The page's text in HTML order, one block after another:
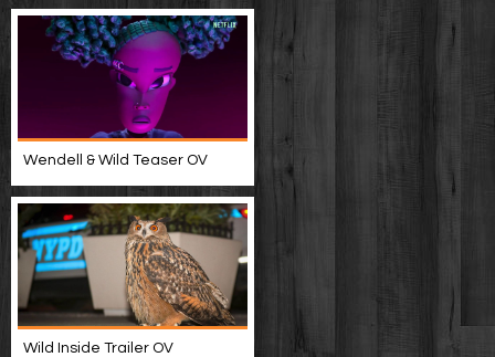
Wendell & Wild Teaser OV
Wild Inside Trailer OV